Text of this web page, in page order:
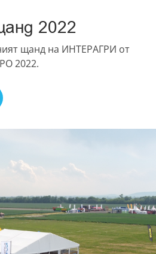
2022
щанд на ИНТЕРАГРИ от
2022.